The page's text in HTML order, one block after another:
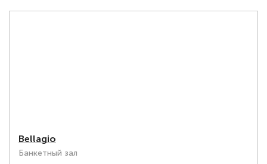
Bellagio
Банкетный зал